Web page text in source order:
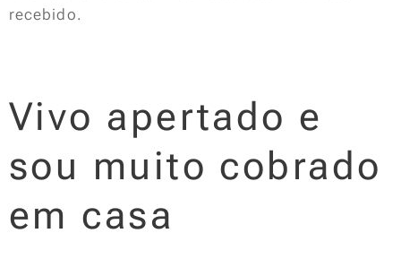
recebido.
Vivo apertado e
sou muito cobrado
em casa